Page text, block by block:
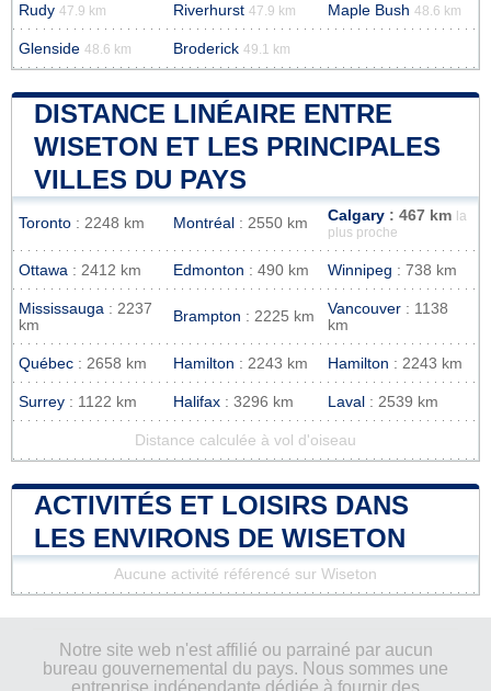
Rudy 47.9 km Riverhurst 47.9 km Maple Bush 48.6 km
Glenside 48.6 km Broderick 49.1 km
DISTANCE LINÉAIRE ENTRE
WISETON ET LES PRINCIPALES
VILLES DU PAYS
Toronto : 2248 km Montréal : 2550 km Calgary : 467 km
la
plus proche
Ottawa : 2412 km Edmonton : 490 km Winnipeg : 738 km
Mississauga : 2237
km
Brampton : 2225 km Vancouver : 1138
km
Québec : 2658 km Hamilton : 2243 km Hamilton : 2243 km
Surrey : 1122 km Halifax : 3296 km Laval : 2539 km
Distance calculée à vol d'oiseau
ACTIVITÉS ET LOISIRS DANS
LES ENVIRONS DE WISETON
Aucune activité référencé sur Wiseton
Notre site web n'est affilié ou parrainé par aucun
bureau gouvernemental du pays. Nous sommes une
entreprise indépendante dédiée à fournir des